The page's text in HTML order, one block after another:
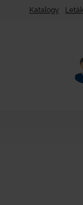
Katalogy